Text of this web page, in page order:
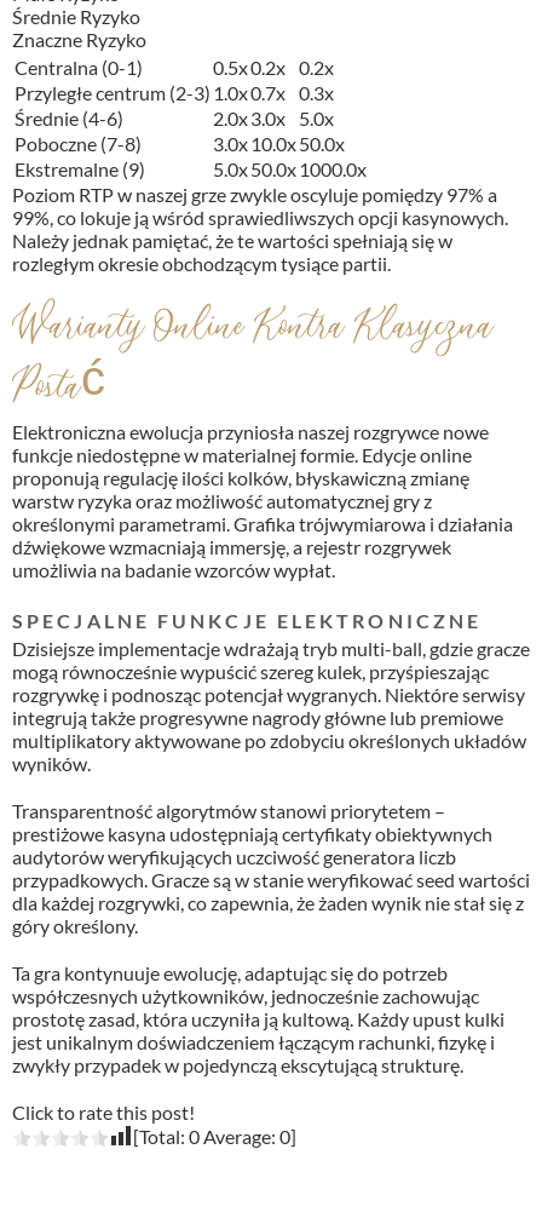
Średnie Ryzyko
Znaczne Ryzyko
Centralna (0-1)
0.5x0.2x 0.2x
Przyległe centrum (2-3) 1.0x0.7x 0.3x
Średnie (4-6)
2.0x3.0x
5.0x
Poboczne (7-8)
3.0x10.0x50.0x
Ekstremalne (9)
5.0x50.0x1000.0x
Poziom RTP w naszej grze zwykle oscyluje pomiędzy 97% a
99%, co lokuje ją wśród sprawiedliwszych opcji kasynowych.
Należy jednak pamiętać, że te wartości spełniają się w
rozległym okresie obchodzącym tysiące partii.
Warianty Online Kontra Klasyczna
Postać
Elektroniczna ewolucja przyniosła naszej rozgrywce nowe
funkcje niedostępne w materialnej formie. Edycje online
proponują regulację ilości kolków, błyskawiczną zmianę
warstw ryzyka oraz możliwość automatycznej gry z
określonymi parametrami. Grafika trójwymiarowa i działania
dźwiękowe wzmacniają immersję, a rejestr rozgrywek
umożliwia na badanie wzorców wypłat.
SPECJALNE FUNKCJE ELEKTRONICZNE
Dzisiejsze implementacje wdrażają tryb multi-ball, gdzie gracze
mogą równocześnie wypuścić szereg kulek, przyśpieszając
rozgrywkę i podnosząc potencjał wygranych. Niektóre serwisy
integrują także progresywne nagrody główne lub premiowe
multiplikatory aktywowane po zdobyciu określonych układów
wyników.
Transparentność algorytmów stanowi priorytetem –
prestiżowe kasyna udostępniają certyfikaty obiektywnych
audytorów weryfikujących uczciwość generatora liczb
przypadkowych. Gracze są w stanie weryfikować seed wartości
dla każdej rozgrywki, co zapewnia, że żaden wynik nie stał się z
góry określony.
Ta gra kontynuuje ewolucję, adaptując się do potrzeb
współczesnych użytkowników, jednocześnie zachowując
prostotę zasad, która uczyniła ją kultową. Każdy upust kulki
jest unikalnym doświadczeniem łączącym rachunki, fizykę i
zwykły przypadek w pojedynczą ekscytującą strukturę.
Click to rate this post!
[Total: 0 Average: 0]